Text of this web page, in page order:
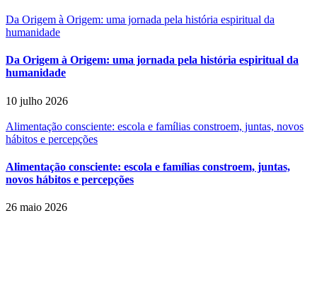
Da Origem à Origem: uma jornada pela história espiritual da
humanidade
Da Origem à Origem: uma jornada pela história espiritual da
humanidade
10 julho 2026
Alimentação consciente: escola e famílias constroem, juntas, novos
hábitos e percepções
Alimentação consciente: escola e famílias constroem, juntas,
novos hábitos e percepções
26 maio 2026